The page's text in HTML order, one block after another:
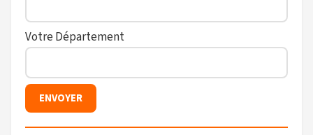
Votre Département